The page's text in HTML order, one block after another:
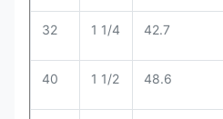
32 1 1/4 42.7
40 1 1/2 48.6